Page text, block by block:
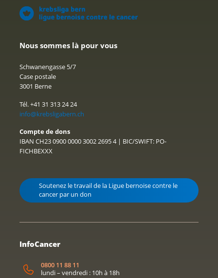
Nous sommes là pour vous
Schwanengasse 5/7
Case postale
3001 Berne
Tél. +41 31 313 24 24
info@krebsligabern.ch
Compte de dons
IBAN CH23 0900 0000 3002 2695 4 | BIC/SWIFT: PO-
FICHBEXXX
Soutenez le travail de la Ligue bernoise contre le
cancer par un don
InfoCancer
0800 11 88 11
lundi – vendredi : 10h à 18h